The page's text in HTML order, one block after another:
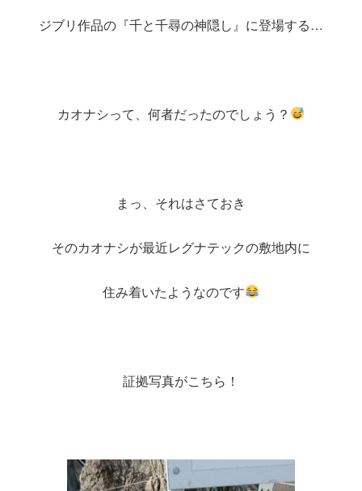
ジブリ作品の『千と千尋の神隠し』に登場する…
カオナシって、何者だったのでしょう？
まっ、それはさておき
そのカオナシが最近レグナテックの敷地内に
住み着いたようなのです
証拠写真がこちら！